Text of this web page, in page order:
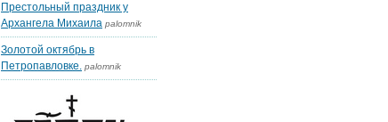
Престольный праздник у
Архангела Михаила palomnik
Золотой октябрь в
Петропавловке. palomnik